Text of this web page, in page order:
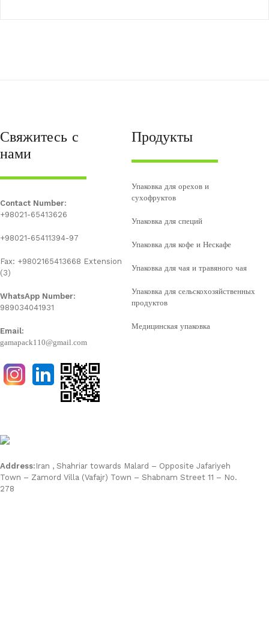
Свяжитесь с
нами
Contact Number:
+98021-65413626
+98021-65411394-97
Fax: +9802165413668 Extension
(3)
WhatsApp Number:
989034041931
Email:
gamapack110@gmail.com
Продукты
Упаковка для орехов и
сухофруктов
Упаковка для специй
Упаковка для кофе и Нескафе
Упаковка для чая и травяного чая
Упаковка для сельскохозяйственных
продуктов
Медицинская упаковка
Address: Iran , Shahriar towards Malard – Opposite Jafariyeh
Town – Zamord Villa (Vafajr) Town – Shabnam Street 11 – No.
278